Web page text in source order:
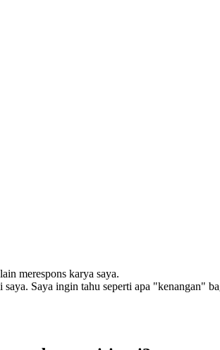
merespons karya saya.
Saya ingin tahu seperti apa "kenangan"